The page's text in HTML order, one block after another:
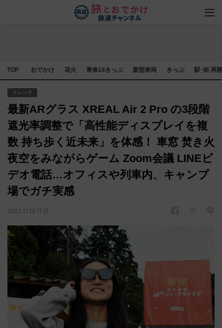
TOP おでかけ 花火 青春18きっぷ 新型車両 きっぷ 駅･街 再
トレンド
最新ARグラス XREAL Air 2 Pro の3段階
遮光率調整で「高性能ディスプレイを複
数 持ち歩く近未来」を体感！ 車窓 焚き火
夜空をみながらゲーム Zoom会議 LINEビ
デオ電話…オフィスや列車内、キャンプ
場でガチ実感
2023.11.19 17:11